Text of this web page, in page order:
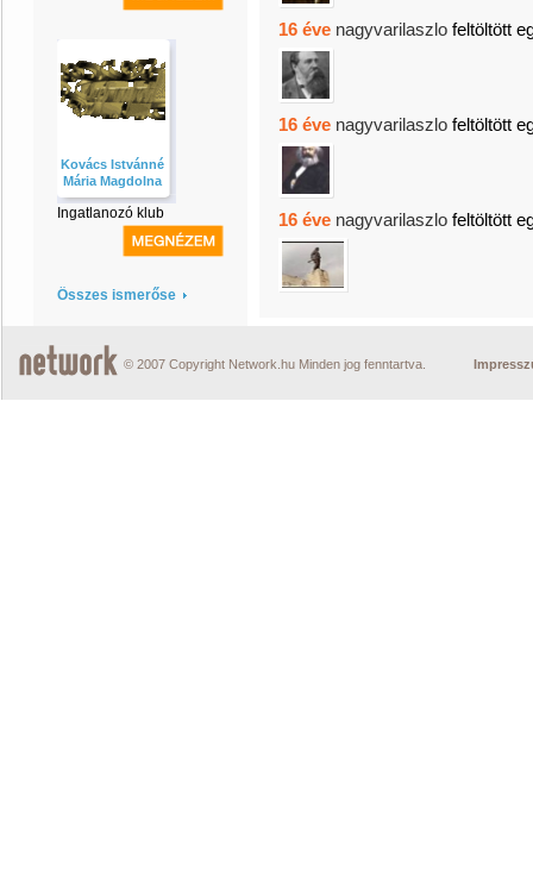
Kovács Istvánné
Mária Magdolna
Ingatlanozó klub
Összes ismerőse
16 éve nagyvarilaszlo feltöltött
16 éve nagyvarilaszlo feltöltött
16 éve nagyvarilaszlo feltöltött
© 2007 Copyright Network.hu Minden jog fenntartva.